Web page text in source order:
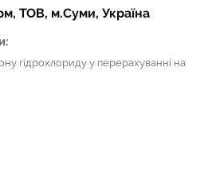
ТОВ, м.Суми, Україна
гідрохлориду у перерахуванні на